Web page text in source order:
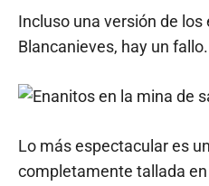
Incluso una versión de los
Blancanieves, hay un
Lo más espectacular es
completamente tallada